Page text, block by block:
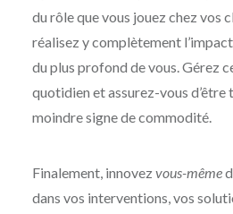
du rôle que vous jouez chez vos
réalisez y complètement
du plus profond de vous. Gérez
quotidien et assurez-vous d’être
moindre signe de commodité.
Finalement, innovez vous-même
dans vos interventions, vos